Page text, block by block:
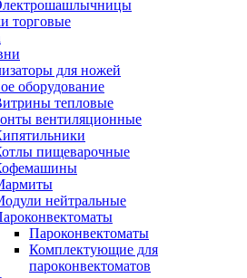
торговые
для ножей
оборудование
тепловые
вентиляционные
пищеварочные
нейтральные
Пароконвектоматы
Комплектующие для
пароконвектоматов